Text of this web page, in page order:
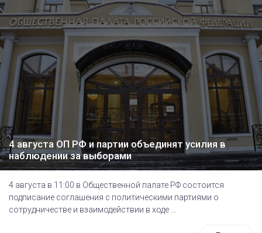
4 августа ОП РФ и партии объединят усилия в
наблюдении за выборами
4 августа в 11:00 в Общественной палате РФ состоится
подписание соглашения с политическими партиями о
сотрудничестве и взаимодействии в ходе ...